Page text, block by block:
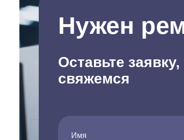
Нужен
Оставьте
свяжемся
Имя